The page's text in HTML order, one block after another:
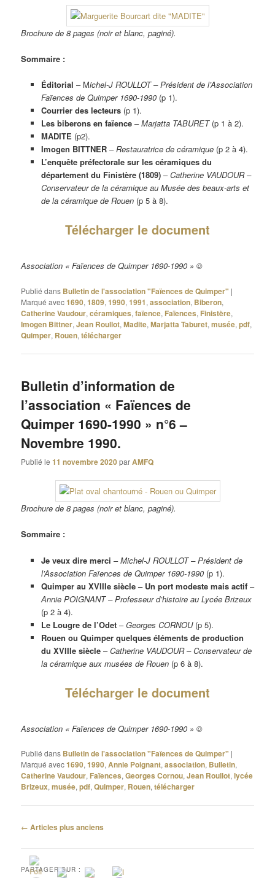
Brochure de 8 pages (noir et blanc, paginé).
Sommaire :
Éditorial – Michel-J ROULLOT – Président de l’Association
Faïences de Quimper 1690-1990 (p 1).
Courrier des lecteurs (p 1).
Les biberons en faïence–Marjatta TABURET (p 1 à 2).
MADITE (p2).
Imogen BITTNER–Restauratrice de céramique(p 2 à 4).
L’enquête préfectorale sur les céramiques du
département du Finistère (1809)–Catherine VAUDOUR –
Conservateur de la céramique au Musée des beaux-arts et
de la céramique de Rouen(p 5 à 8).
Télécharger le document
Association « Faïences de Quimper 1690-1990 » ©
Publié dans Bulletin de l'association "Faïences de Quimper" |
Marqué avec1690,1809,1990,1991,association, Biberon,
Catherine Vaudour,céramiques,faïence, Faïences, Finistère,
Imogen Bittner,Jean Roullot,Madite,Marjatta Taburet,musée,pdf,
Quimper, Rouen,télécharger
Bulletin d’information de
l’association « Faïences de
Quimper 1690-1990 » n°6 –
Novembre 1990.
Publié le11 novembre 2020parAMFQ
Brochure de 8 pages (noir et blanc, paginé).
Sommaire :
Je veux dire merci –Michel-J ROULLOT – Président de
l’Association Faïences de Quimper 1690-1990 (p 1).
Quimper au XVIIIe siècle – Un port modeste mais actif–
Annie POIGNANT – Professeur d’histoire au Lycée Brizeux
(p 2 à 4).
Le Lougre de l’Odet–Georges CORNOU(p 5).
Rouen ou Quimper quelques éléments de production
du XVIIIe siècle–Catherine VAUDOUR – Conservateur de
la céramique aux musées de Rouen(p 6 à 8).
Télécharger le document
Association « Faïences de Quimper 1690-1990 » ©
Publié dans Bulletin de l'association "Faïences de Quimper" |
Marqué avec1690,1990,Annie Poignant,association, Bulletin,
Catherine Vaudour, Faïences,Georges Cornou,Jean Roullot,lycée
Brizeux,musée,pdf,Quimper, Rouen,télécharger
Navigation
articles
← Articles plus anciens
PARTAGER SUR :